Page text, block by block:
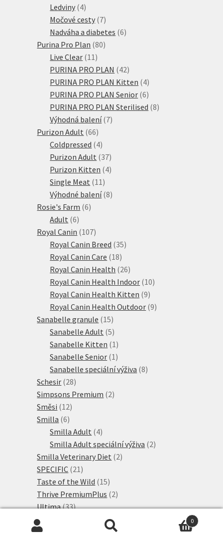
produkty
Ledviny 44
produkty
Močové cesty 77
produktů
Nadváha a diabetes 66
Purina Pro Plan 8080
Live Clear 11 11
produktů
PURINA PRO PLAN 4242
produktů
PURINA PRO PLAN Kitten 44
produkty
PURINA PRO PLAN Senior 66
produktů
PURINA PRO PLAN Sterilised 88
Výhodná balení 77
Purizon Adult 6666
produktů
Coldpressed 44
produkty
Purizon Adult 3737
produktů
Purizon Kitten 44
Single Meat 11 11
produktů
Výhodné balení 88
Rosie's Farm 66
Adult 66
produktů
Royal Canin 107107
produktů
Royal Canin Breed 3535
Royal Canin Care 1818
produktů
Royal Canin Health 2626
produktů
Royal Canin Health Indoor 1010
Royal Canin Health Kitten 99
produktů
Royal Canin Health Outdoor 99
Sanabelle granule 1515
produktů
Sanabelle Adult 55
produktů
Sanabelle Kitten 1 1
produkt
Sanabelle Senior 1 1
produkt
Sanabelle speciální výživa 88
Schesir 2828
produktů
Simpsons Premium 22
Směsi 1212
Smilla 66
produktů
Smilla Adult 44
produkty
Smilla Adult speciální výživa 22
Smilla Veterinary Diet 22
SPECIFIC 21 21
produktů
Taste of the Wild 1515
produktů
Thrive PremiumPlus 22
produkty
Ultima 3333
produktů
Speciální krmivo 66
0